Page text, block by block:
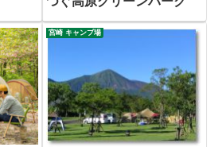
宮崎 キャンプ場